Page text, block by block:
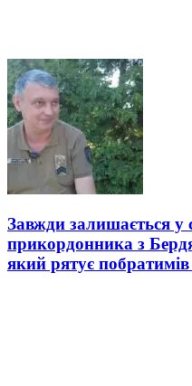
Завжди залишається у
прикордонника з
який рятує